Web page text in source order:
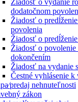
Žiadosť o vydanie
dodatočnom
Žiadosť o
povolenia
Žiadosť o
Žiadosť o povolenie
dokončením
Žiadosť na vydanie
Čestné vyhlásenie k
nehnuteľnosti
zákon